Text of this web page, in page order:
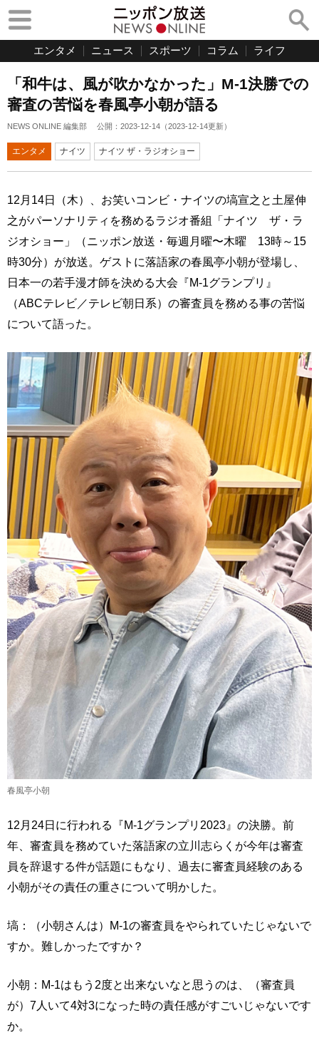
エンタメ ニュース スポーツ コラム ライフ
「和牛は、風が吹かなかった」M-1決勝での
審査の苦悩を春風亭小朝が語る
NEWS ONLINE 編集部 公開： 2023-12-14 （2023-12-14更新）
エンタメ ナイツ ナイツ ザ・ラジオショー
12月14日（木）、お笑いコンビ・ナイツの塙宣之と土屋伸
之がパーソナリティを務めるラジオ番組「ナイツ ザ・ラ
ジオショー」（ニッポン放送・毎週月曜〜木曜 13時～15
時30分）が放送。ゲストに落語家の春風亭小朝が登場し、
日本一の若手漫才師を決める大会『M-1グランプリ』
（ABCテレビ／テレビ朝日系）の審査員を務める事の苦悩
について語った。
春風亭小朝
12月24日に行われる『M-1グランプリ2023』の決勝。前
年、審査員を務めていた落語家の立川志らくが今年は審査
員を辞退する件が話題にもなり、過去に審査員経験のある
小朝がその責任の重さについて明かした。
塙：（小朝さんは）M-1の審査員をやられていたじゃないで
すか。難しかったですか？
小朝：M-1はもう2度と出来ないなと思うのは、（審査員
が）7人いて4対3になった時の責任感がすごいじゃないです
か。